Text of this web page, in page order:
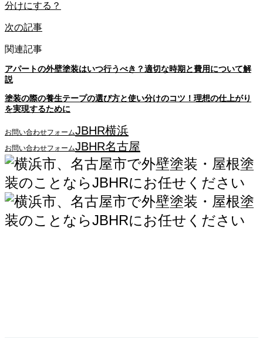
分けにする？
次の記事
関連記事
アパートの外壁塗装はいつ行うべき？適切な時期と費用について解
説
塗装の際の養生テープの選び方と使い分けのコツ！理想の仕上がり
を実現するために
お問い合わせフォームJBHR横浜
お問い合わせフォームJBHR名古屋